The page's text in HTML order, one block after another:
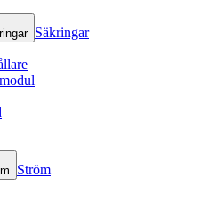
Säkringar
Ström